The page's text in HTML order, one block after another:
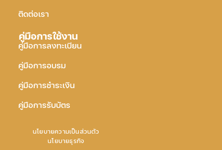
ติดต่อเรา
คู่มือการใช้งาน
คู่มือการลงทะเบียน
คู่มือการอบรม
คู่มือการชำระเงิน
คู่มือการรับบัตร
นโยบายความเป็นส่วนตัว
นโยบายธุรกิจ